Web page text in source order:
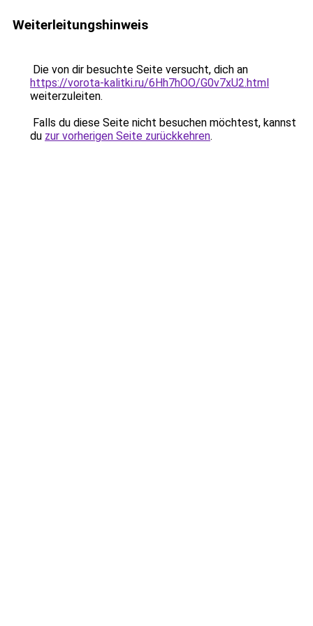
Weiterleitungshinweis
Die von dir besuchte Seite versucht, dich an
https://vorota-kalitki.ru/6Hh7hOO/G0v7xU2.html
weiterzuleiten.
Falls du diese Seite nicht besuchen möchtest, kannst
du zur vorherigen Seite zurückkehren.